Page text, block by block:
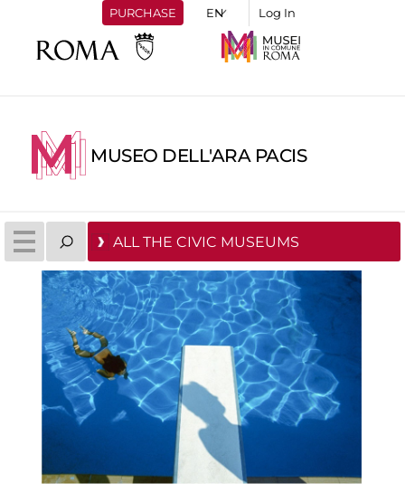
PURCHASE Log In
MUSEO DELL'ARA PACIS
ALL THE CIVIC MUSEUMS